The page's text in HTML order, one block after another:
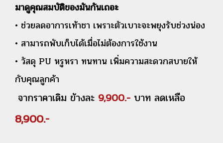
มาดูคุณสมบัติของมันกันเถอะ
• ช่วยลดอาการเท้าชา เพราะตัวเบาะจะพยุงรับช่วงน่อง
• สามารถพับเก็บได้เมื่อไม่ต้องการใช้งาน
• วัสดุ PU หรูหรา ทนทาน เพิ่มความสะดวกสบายให้
กับคุณลูกค้า
จากราคาเดิม ข้างละ 9,900.- บาท ลดเหลือ
8,900.-